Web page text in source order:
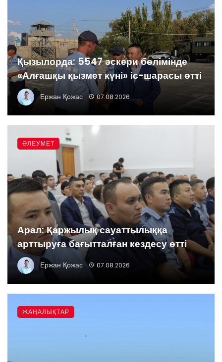
Қызылорда: 5547 әскери бөлімінде
«Алғашқы қызмет күні» іс-шарасы өтті
Ержан Қожас 07.08.2026
Арал: Қаржылық сауаттылыққа
арттыруға бағытталған кездесу өтті
Ержан Қожас 07.08.2026
ӘЛЕУМЕТ
ЖАҢАЛЫҚТАР